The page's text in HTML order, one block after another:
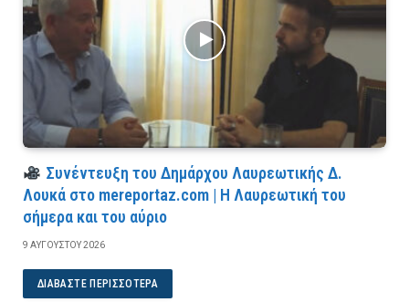
Συνέντευξη του Δημάρχου Λαυρεωτικής Δ.
Λουκά στο mereportaz.com | Η Λαυρεωτική του
σήμερα και του αύριο
9 ΑΥΓΟΎΣΤΟΥ 2026
ΔΙΑΒΆΣΤΕ ΠΕΡΙΣΣΌΤΕΡΑ